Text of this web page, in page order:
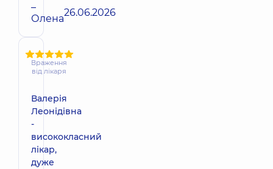
–
Олена26.06.2026
Враження
від лікаря
Валерія
Леонідівна
-
висококласний
лікар,
дуже